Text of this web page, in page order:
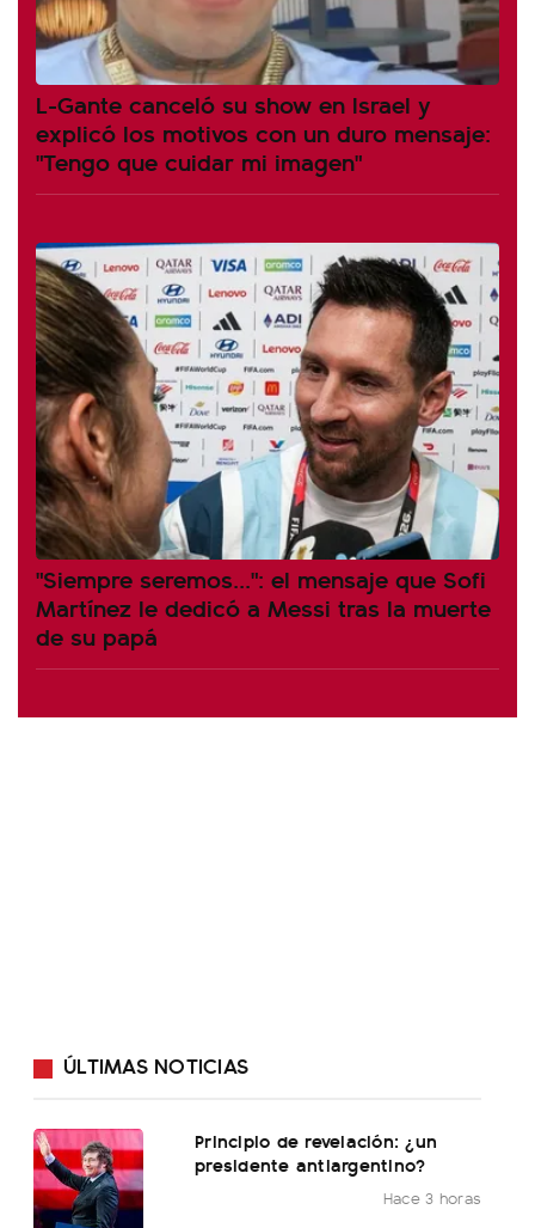
L-Gante canceló su show en Israel y
explicó los motivos con un duro mensaje:
"Tengo que cuidar mi imagen"
"Siempre seremos...": el mensaje que Sofi
Martínez le dedicó a Messi tras la muerte
de su papá
ÚLTIMAS NOTICIAS
Principio de revelación: ¿un
presidente antiargentino?
Hace 3 horas